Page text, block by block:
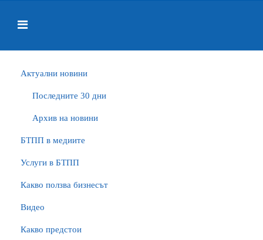
Актуални новини
Последните 30 дни
Архив на новини
БTПП в медиите
Услуги в БТПП
Какво ползва бизнесът
Видео
Какво предстои